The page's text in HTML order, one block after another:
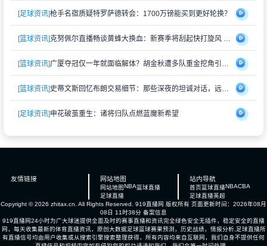
[足球资讯]枪手名宿质疑特罗萨德转会：1700万镑能买到更好轮换？
[篮球资讯] 克努佩尔直播畅谈黄蜂大换血：新赛季将刮起快打旋风 射手群蓄势待发
[篮球资讯] 广厦夺冠仅一年就面临解体？胡金秋遭多队重金挖角引猜测
[篮球资讯] 史蒂文斯回忆布朗交易细节：那些深夜的坦诚对话，远比想象中复杂
[足球资讯]申花破茧重生：诸将归队点燃蓝魔新希望
友情链接 网站地图
网站地图 NBA篮球直播
足球直播
站内导航
首页篮球直播NBACBA
足球直播英超
Copyright © 2026 zhitax.cn. All Rights Reserved. 919直播网 版权所有 页面更新时间：2026年08月
08日 11时38分 备案信息
919直播网24小时为广大球迷提供全面及时的赛事直播和资讯完全绿色安全无插件，稳定安全的直播
网，每天收集最新的体育直播资讯，原创大数据足球篮球赛果预测，历史战绩，情报分析,足球直播所
有直播信号均由用户收集或从搜索引擎搜索整理获得，所有内容均来自互联网，我们自身不提供任何